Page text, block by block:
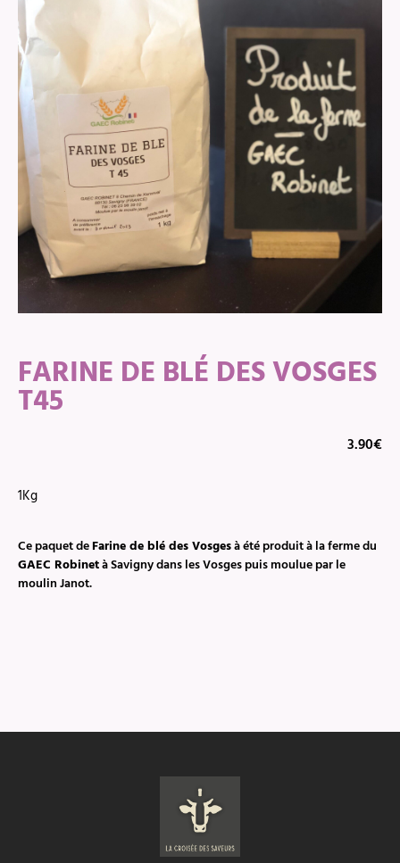
FARINE DE BLÉ DES VOSGES
T45
3.90€
1Kg
Ce paquet deFarine de blé des Vosgesà été produit à la ferme du
GAEC Robinetà Savigny dans les Vosges puis moulue par le
moulin Janot.